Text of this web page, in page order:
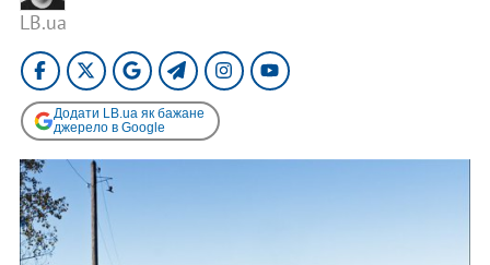
LB.ua
Додати LB.ua як бажане
джерело в Google